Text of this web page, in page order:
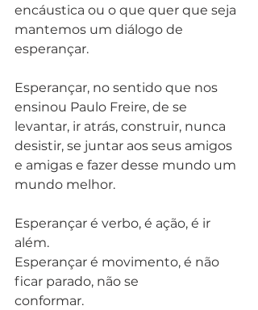
encáustica ou o que quer que seja
mantemos um diálogo de
esperançar.
Esperançar, no sentido que nos
ensinou Paulo Freire, de se
levantar, ir atrás, construir, nunca
desistir, se juntar aos seus amigos
e amigas e fazer desse mundo um
mundo melhor.
Esperançar é verbo, é ação, é ir
além.
Esperançar é movimento, é não
ficar parado, não se
conformar.